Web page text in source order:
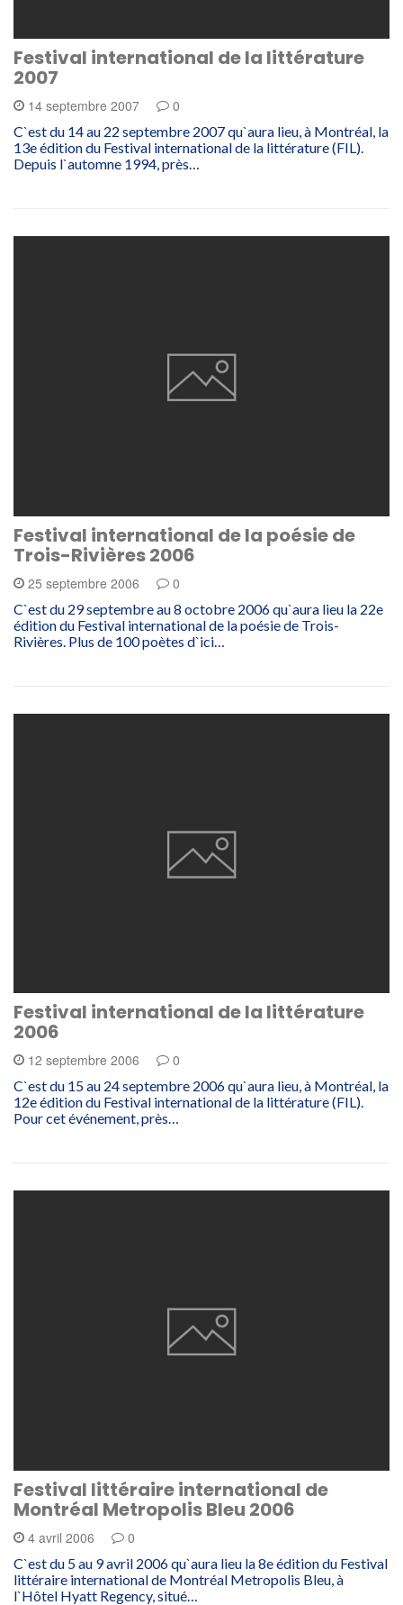
Festival international de la littérature
2007
14 septembre 2007 0
C`est du 14 au 22 septembre 2007 qu`aura lieu, à Montréal, la
13e édition du Festival international de la littérature (FIL).
Depuis l`automne 1994, près…
Festival international de la poésie de
Trois-Rivières 2006
25 septembre 2006 0
C`est du 29 septembre au 8 octobre 2006 qu`aura lieu la 22e
édition du Festival international de la poésie de Trois-
Rivières. Plus de 100 poètes d`ici…
Festival international de la littérature
2006
12 septembre 2006 0
C`est du 15 au 24 septembre 2006 qu`aura lieu, à Montréal, la
12e édition du Festival international de la littérature (FIL).
Pour cet événement, près…
Festival littéraire international de
Montréal Metropolis Bleu 2006
4 avril 2006 0
C`est du 5 au 9 avril 2006 qu`aura lieu la 8e édition du Festival
littéraire international de Montréal Metropolis Bleu, à
l`Hôtel Hyatt Regency, situé…